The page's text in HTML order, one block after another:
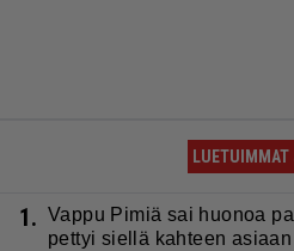
1. Vappu Pimiä sai huonoa
pettyi siellä kahteen asiaan